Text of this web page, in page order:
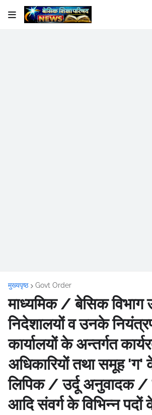
मुख्यपृष्ठ Govt Order
माध्यमिक / बेसिक
निदेशालयों व उनके
कार्यालयों के अन्तर्गत
अधिकारियों तथा समूह 'ग'
लिपिक / उर्दू अनुवादक /
आदि संवर्ग के विभिन्न